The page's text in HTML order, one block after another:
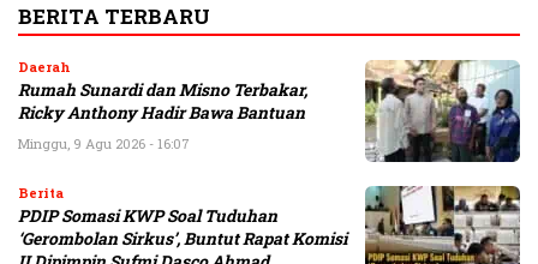
BERITA TERBARU
Daerah
Rumah Sunardi dan Misno Terbakar,
Ricky Anthony Hadir Bawa Bantuan
Minggu, 9 Agu 2026 - 16:07
Berita
PDIP Somasi KWP Soal Tuduhan
‘Gerombolan Sirkus’, Buntut Rapat Komisi